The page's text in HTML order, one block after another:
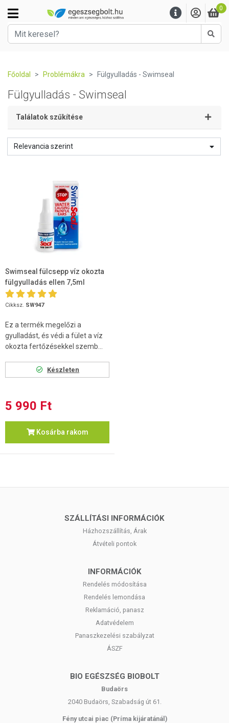
0
Főoldal Problémákra Fülgyulladás - Swimseal
Fülgyulladás - Swimseal
Találatok szűkítése
Relevancia szerint
Swimseal fülcsepp víz okozta
fülgyulladás ellen 7,5ml
Cikksz. SW947
Ez a termék megelőzi a
gyulladást, és védi a fület a víz
okozta fertőzésekkel szemb...
Készleten
5 990 Ft
Kosárba rakom
SZÁLLÍTÁSI INFORMÁCIÓK
Házhozszállítás, Árak
Átvételi pontok
INFORMÁCIÓK
Rendelés módosítása
Rendelés lemondása
Reklamáció, panasz
Adatvédelem
Panaszkezelési szabályzat
ÁSZF
BIO EGÉSZSÉG BIOBOLT
Budaörs
2040 Budaörs, Szabadság út 61.
Fény utcai piac (Príma kijáratánál)